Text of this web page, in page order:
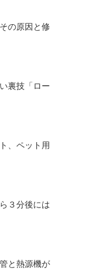
の原因と修
裏技「ロー
、ペット用
３分後には
と熱源機が